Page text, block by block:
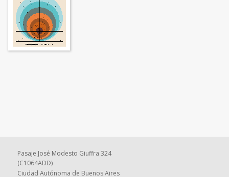
Pasaje José Modesto Giuffra 324
(C1064ADD)
Ciudad Autónoma de Buenos Aires